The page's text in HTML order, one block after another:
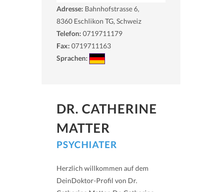
Adresse: Bahnhofstrasse 6,
8360 Eschlikon TG, Schweiz
Telefon: 0719711179
Fax: 0719711163
Sprachen:
DR. CATHERINE
MATTER
PSYCHIATER
Herzlich willkommen auf dem
DeinDoktor-Profil von Dr.